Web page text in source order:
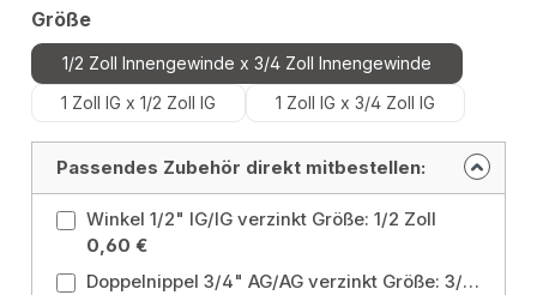
Größeauswählen
1/2 Zoll Innengewinde x 3/4 Zoll Innengewinde
1 Zoll IG x 1/2 Zoll IG
1 Zoll IG x 3/4 Zoll IG
Passendes Zubehör direkt mitbestellen:
Winkel 1/2" IG/IG verzinkt Größe: 1/2 Zoll
0,60 €
Doppelnippel 3/4" AG/AG verzinkt Größe: 3/4 Zoll